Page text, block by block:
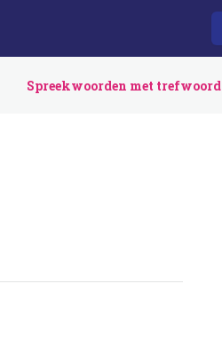
Spreekwoorden met trefwoord